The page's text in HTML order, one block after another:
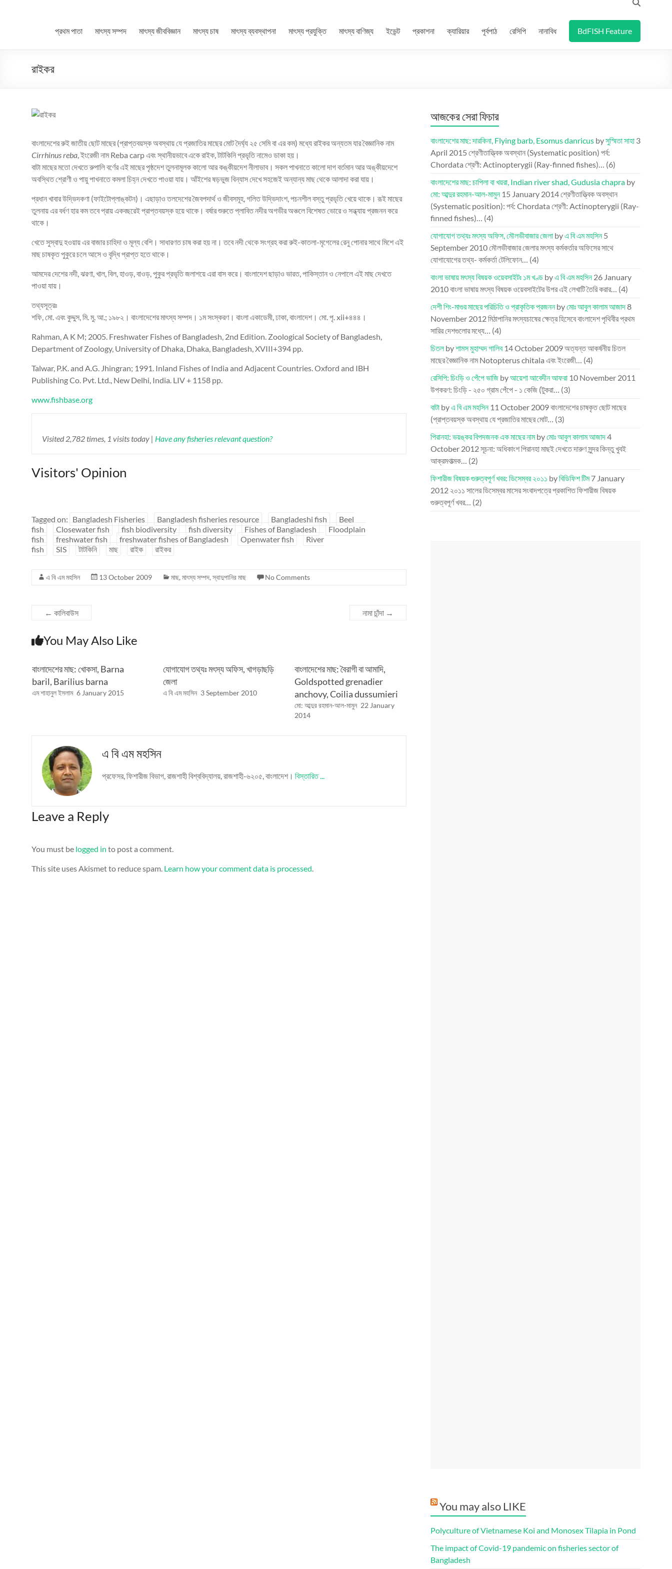
প্রথম পাতা মাৎস্য সম্পদ মাৎস্য জীববিজ্ঞান মাৎস্য চাষ মাৎস্য ব্যবস্থাপনা মাৎস্য প্রযুক্তি মাৎস্য বাণিজ্য ইভেন্ট প্রকাশনা ক্যারিয়ার পূর্বপাঠ রেসিপি নানাবিধ BdFISH Feature
রাইকর
বাংলাদেশের রুই জাতীয় ছোট মাছের (প্রাপ্তবয়স্ক অবস্থায় যে প্রজাতির মাছের মোট দৈর্ঘ্য ২৫ সেমি বা এর কম) মধ্যে রাইকর অন্যতম যার বৈজ্ঞানিক নাম
Cirrhinus reba, ইংরেজী নাম Reba carp এবং স্থানীয়ভাবে একে রাইক, টাটকিনি প্রভৃতি নামেও ডাকা হয়।
বাটা মাছের মতো দেখতে রুপালি বর্ণের এই মাছের পৃষ্ঠদেশ তুলনামূলক কালো আর কঙ্কীয়দেশ নীলাভাব। সকল পাখনাতে কালো দাগ বর্তমান আর অঙ্কীয়দেশে
অবস্থিত শ্রোণী ও পায়ু পাখনাতে কমলা চিহ্ন দেখতে পাওয়া যায়। আঁইশের ষড়ভুজ বিন্যাস দেখে সহজেই অন্যান্য মাছ থেকে আলাদা করা যায়।
প্রধান খাবার উদ্ভিদকণা (ফাইটোপ্লাঙ্কটন)। এছাড়াও তলদেশের জৈবপদার্থ ও জীবসমূহ, গলিত উদ্ভিদাংশ, পচনশীল বস্তু প্রভৃতি খেয়ে থাকে। রূই মাছের
তুলনায় এর বর্ধণ হার কম তবে প্রায় একবছরেই প্রাপ্তবয়স্ক হয়ে থাকে। বর্ষার শুরুতে প্লাবিত নদীর অগভীর অঞ্চলে বিশেষত ভোরে ও সন্ধ্যায় প্রজনন করে
থাকে।
খেতে সুস্বাদু হওয়ায় এর বাজার চাহিদা ও মূল্য বেশি। সাধারণত চাষ করা হয় না। তবে নদী থেকে সংগ্রহ করা রুই-কাতলা-মৃগেলের রেনু পোনার সাথে মিশে এই
মাছ চাষকৃত পুকুরে চলে আসে ও বৃদ্ধি প্রাপ্ত হতে থাকে।
আমদের দেশের নদী, ঝরণা, খাল, বিল, হাওড়, বাওড়, পুকুর প্রভৃতি জলাশয়ে এরা বাস করে। বাংলাদেশ ছাড়াও ভারত, পাকিস্তান ও নেপালে এই মাছ দেখতে
পাওয়া যায়।
তথ্যসূত্রঃ
শফি, মো. এবং কুদ্দুস, মি. মু. আ.; ১৯৮২। বাংলাদেশের মাৎস্য সম্পদ। ১ম সংস্করণ। বাংলা একাডেমী, ঢাকা, বাংলাদেশ। মো. পৃ. xii+৪৪৪।
Rahman, A K M; 2005. Freshwater Fishes of Bangladesh, 2nd Edition. Zoological Society of Bangladesh,
Department of Zoology, University of Dhaka, Dhaka, Bangladesh, XVIII+394 pp.
Talwar, P.K. and A.G. Jhingran; 1991. Inland Fishes of India and Adjacent Countries. Oxford and IBH
Publishing Co. Pvt. Ltd., New Delhi, India. LIV + 1158 pp.
www.fishbase.org
Visited 2,782 times, 1 visits today | Have any fisheries relevant question?
Visitors' Opinion
Tagged on: Bangladesh Fisheries Bangladesh fisheries resource Bangladeshi fish
Beel
fish
Closewater fish fish biodiversity fish diversity Fishes of Bangladesh
Floodplain
fish
freshwater fish freshwater fishes of Bangladesh Openwater fish
River
fish
SIS টাটকিনি মাছ রাইক রাইকর
এ বি এম মহসিন 13 October 2009 মাছ, মাৎস্য সম্পদ,স্বাদুপানির মাছ No Comments
← কালিবাউস নামা চাঁন্দা →
You May Also Like
বাংলাদেশের মাছ: খোকসা, Barna
baril, Barilius barna
এম শাহানুল ইসলাম 6 January 2015
যোগাযোগ তথ্যঃ মৎস্য অফিস, খাগড়াছড়ি
জেলা
এ বি এম মহসিন 3 September 2010
বাংলাদেশের মাছ: বৈরাগী বা আমাদি,
Goldspotted grenadier
anchovy, Coilia dussumieri
মো: আব্দুর রহমান-আল-মামুন 22 January
2014
এ বি এম মহসিন
প্রফেসর, ফিশারীজ বিভাগ, রাজশাহী বিশ্ববিদ্যালয়, রাজশাহী-৬২০৫, বাংলাদেশ। বিস্তারিত ...
Leave a Reply
You must be logged in to post a comment.
This site uses Akismet to reduce spam. Learn how your comment data is processed.
আজকের সেরা ফিচার
বাংলাদেশের মাছ: দারকিনা, Flying barb, Esomus danricus byসুস্মিতা সাহা 3
April 2015 শ্রেণীতাত্ত্বিক অবস্থান (Systematic position) পর্ব:
Chordata শ্রেণী: Actinopterygii (Ray-finned fishes)… (6)
বাংলাদেশের মাছ: চাপিলা বা খয়রা, Indian river shad, Gudusia chapra by
মো: আব্দুর রহমান-আল-মামুন 15 January 2014শ্রেণীতাত্ত্বিক অবস্থান
(Systematic position): পর্ব: Chordata শ্রেণী: Actinopterygii (Ray-
finned fishes)… (4)
যোগাযোগ তথ্যঃ মৎস্য অফিস, মৌলভীবাজার জেলা byএ বি এম মহসিন 5
September 2010মৌলভীবাজার জেলার মৎস্য কর্মকর্তার অফিসের সাথে
যোগাযোগের তথ্য- কর্মকর্তা টেলিফোন… (4)
বাংলা ভাষায় মৎস্য বিষয়ক ওয়েবসাইটঃ ১ম খণ্ড byএ বি এম মহসিন 26 January
2010বাংলা ভাষায় মৎস্য বিষয়ক ওয়েবসাইটের উপর এই লেখাটি তৈরি করার… (4)
দেশী শিং-মাগুর মাছের পরিচিতি ও প্রাকৃতিক প্রজননbyমোঃ আবুল কালাম আজাদ8
November 2012মিঠাপানির মৎস্যচাষের ক্ষেত্র হিসেবে বাংলাদেশ পৃথিবীর প্রথম
সারির দেশগুলোর মধ্যে… (4)
চিতলbyশামস মুহাম্মদ গালিব 14 October 2009অত্যন্ত আকর্ষনীয় চিতল
মাছের বৈজ্ঞানিক নাম Notopterus chitala এবং ইংরেজী… (4)
রেসিপি: চিংড়ি ও পেঁপে ভাজি byআয়েশা আবেদীন আফরা 10 November 2011
উপকরণ: চিংড়ি - ২৫০ গ্রাম পেঁপে - ১ কেজি (টুকরা… (3)
বাটা byএ বি এম মহসিন 11 October 2009বাংলাদেশের চাষকৃত ছোট মাছের
(প্রাপ্তবয়স্ক অবস্থায় যে প্রজাতির মাছের মোট… (3)
পিরানহা: ভয়ঙ্কর বিপদজনক এক মাছের নামbyমোঃ আবুল কালাম আজাদ4
October 2012সূচনা: অধিকাংশ পিরানহা মাছই দেখতে দারুণ সুন্দর কিন্তু খুবই
আক্রমণাত্মক… (2)
ফিশারীজ বিষয়ক গুরুত্বপূর্ণ খবর: ডিসেম্বর ২০১১ byবিডিফিশ টিম 7 January
2012 ২০১১ সালের ডিসেম্বর মাসের সংবাদপত্রে প্রকাশিত ফিশারীজ বিষয়ক
গুরুত্বপূর্ণ খবর… (2)
You may also LIKE
Polyculture of Vietnamese Koi and Monosex Tilapia in Pond
The impact of Covid-19 pandemic on fisheries sector of
Bangladesh